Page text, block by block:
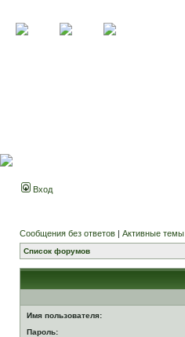
Вход
Сообщения без ответов | Активные темы
Список форумов
Имя пользователя:
Пароль: